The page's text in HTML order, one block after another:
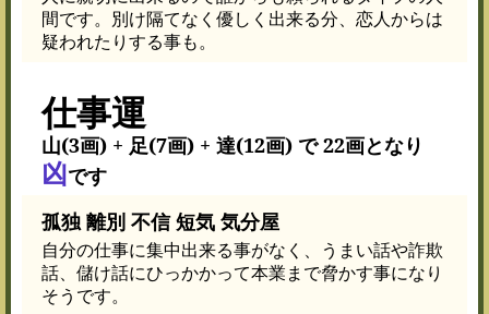
間です。別け隔てなく優しく出来る分、恋人からは
疑われたりする事も。
仕事運
山(3画) + 足(7画) + 達(12画) で 22画となり
凶です
孤独 離別 不信 短気 気分屋
自分の仕事に集中出来る事がなく、うまい話や詐欺
話、儲け話にひっかかって本業まで脅かす事になり
そうです。